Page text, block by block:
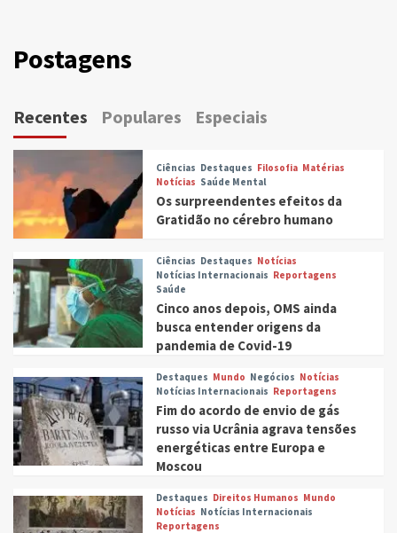
Postagens
Recentes Populares Especiais
Ciências Destaques Filosofia Matérias
Notícias Saúde Mental
Os surpreendentes efeitos da
Gratidão no cérebro humano
Ciências Destaques Notícias
Notícias Internacionais Reportagens
Saúde
Cinco anos depois, OMS ainda
busca entender origens da
pandemia de Covid-19
Destaques Mundo Negócios Notícias
Notícias Internacionais Reportagens
Fim do acordo de envio de gás
russo via Ucrânia agrava tensões
energéticas entre Europa e
Moscou
Destaques Direitos Humanos Mundo
Notícias Notícias Internacionais
Reportagens